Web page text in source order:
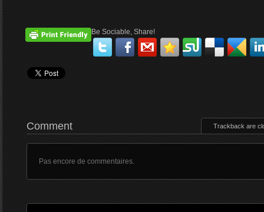
Be Sociable, Share!
Comment Trackback are
Pas encore de commentaires.